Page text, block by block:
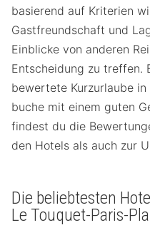
basierend auf Kriterien
Gastfreundschaft und
Einblicke von anderen
Entscheidung zu treffen.
bewertete Kurzurlaube
buche mit einem guten
findest du die
den Hotels als auch zur
Die beliebtesten
Le Touquet-Paris-